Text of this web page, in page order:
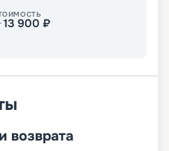
13 900 ₽
возврата